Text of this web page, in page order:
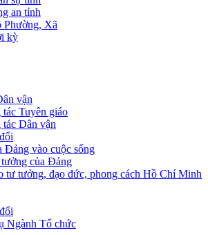
an tỉnh
Phường, Xã
kỳ
vận
Tuyên giáo
Dân vận
Đảng vào cuộc sống
của Đảng
tư tưởng, đạo đức, phong cách Hồ Chí Minh
Ngành Tổ chức